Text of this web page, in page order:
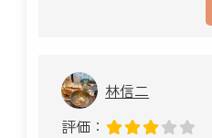
林信二
評価：